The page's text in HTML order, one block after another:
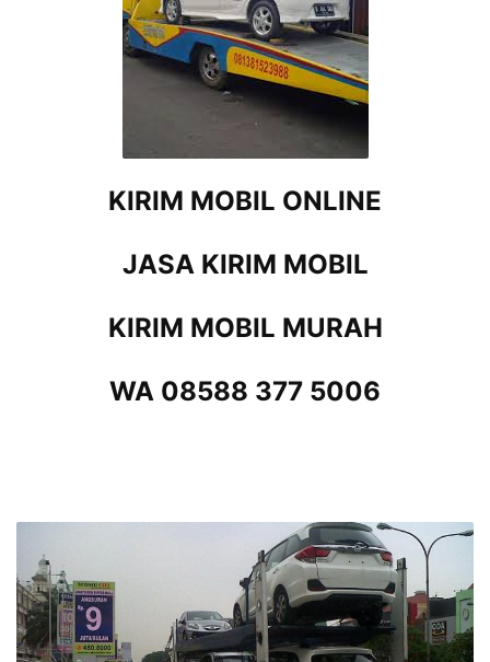
KIRIM MOBIL ONLINE
JASA KIRIM MOBIL
KIRIM MOBIL MURAH
WA 08588 377 5006